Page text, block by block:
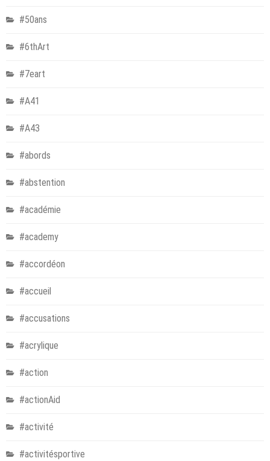
#50ans
#6thArt
#7eart
#A41
#A43
#abords
#abstention
#académie
#academy
#accordéon
#accueil
#accusations
#acrylique
#action
#actionAid
#activité
#activitésportive